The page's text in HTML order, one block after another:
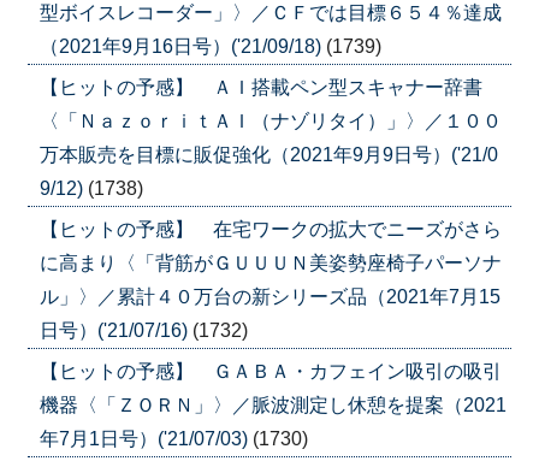
型ボイスレコーダー」〉／ＣＦでは目標６５４％達成
（2021年9月16日号）('21/09/18) (1739)
【ヒットの予感】 ＡＩ搭載ペン型スキャナー辞書
〈「ＮａｚｏｒｉｔＡＩ（ナゾリタイ）」〉／１００
万本販売を目標に販促強化（2021年9月9日号）('21/0
9/12) (1738)
【ヒットの予感】 在宅ワークの拡大でニーズがさら
に高まり〈「背筋がＧＵＵＵＮ美姿勢座椅子パーソナ
ル」〉／累計４０万台の新シリーズ品（2021年7月15
日号）('21/07/16) (1732)
【ヒットの予感】 ＧＡＢＡ・カフェイン吸引の吸引
機器〈「ＺＯＲＮ」〉／脈波測定し休憩を提案（2021
年7月1日号）('21/07/03) (1730)